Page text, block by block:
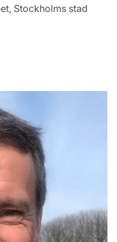
Stockholms stad